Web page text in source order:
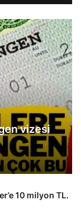
vizesi
10 milyon TL.